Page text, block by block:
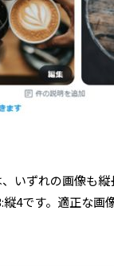
いずれの画像も縦
縦4です。適正な画